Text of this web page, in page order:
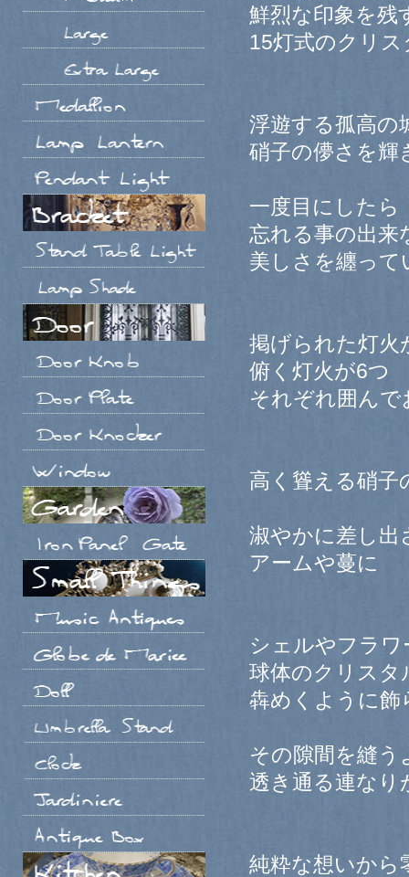
鮮烈な印象を残
15灯式のクリ
浮遊する孤高の
硝子の儚さを輝
一度目にしたら
忘れる事の出来
美しさを纏って
掲げられた灯火
俯く灯火が6つ
それぞれ囲んで
高く聳える硝子
淑やかに差し出
アームや蔓に
シェルやフラワ
球体のクリスタ
犇めくように飾
その隙間を縫う
透き通る連なり
純粋な想いから